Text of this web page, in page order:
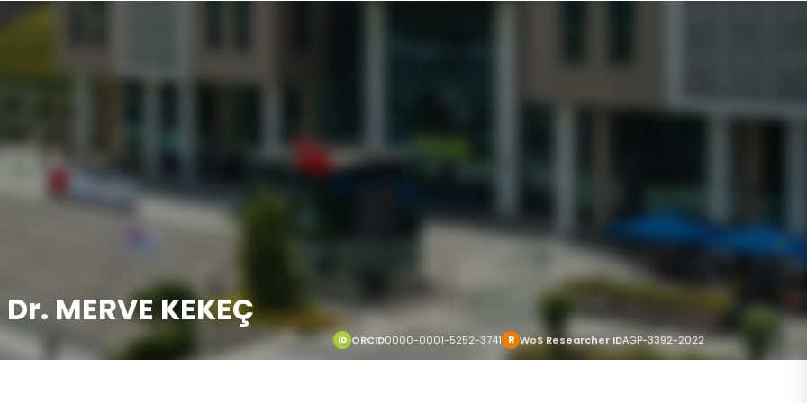
MERVE KEKEÇ
iD ORCID0000-0001-5252-3741 R WoS Researcher IDAGP-3392-2022